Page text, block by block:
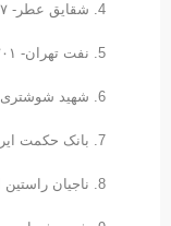
شقایق عطر- ۱۷۴۷ امتیاز
نفت تهران- ۱۷۰۱ امتیاز
شهید شوشتری
بانک حکمت ایرانیان
ناجیان راستین البرز-